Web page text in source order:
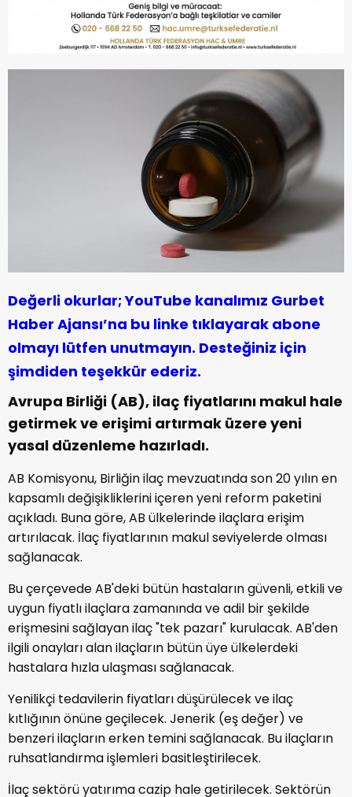
Değerli okurlar; YouTube kanalımız Gurbet
Haber Ajansı’na bu linke tıklayarak abone
olmayı lütfen unutmayın. Desteğiniz için
şimdiden teşekkür ederiz.
Avrupa Birliği (AB), ilaç fiyatlarını makul hale
getirmek ve erişimi artırmak üzere yeni
yasal düzenleme hazırladı.
AB Komisyonu, Birliğin ilaç mevzuatında son 20 yılın en
kapsamlı değişikliklerini içeren yeni reform paketini
açıkladı. Buna göre, AB ülkelerinde ilaçlara erişim
artırılacak. İlaç fiyatlarının makul seviyelerde olması
sağlanacak.
Bu çerçevede AB'deki bütün hastaların güvenli, etkili ve
uygun fiyatlı ilaçlara zamanında ve adil bir şekilde
erişmesini sağlayan ilaç "tek pazarı" kurulacak. AB'den
ilgili onayları alan ilaçların bütün üye ülkelerdeki
hastalara hızla ulaşması sağlanacak.
Yenilikçi tedavilerin fiyatları düşürülecek ve ilaç
kıtlığının önüne geçilecek. Jenerik (eş değer) ve
benzeri ilaçların erken temini sağlanacak. Bu ilaçların
ruhsatlandırma işlemleri basitleştirilecek.
İlaç sektörü yatırıma cazip hale getirilecek. Sektörün